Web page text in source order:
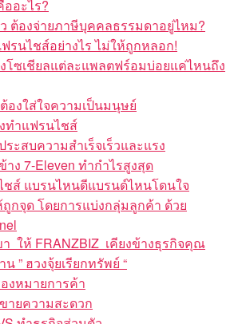
ออะไร?
ต้องจ่ายภาษีบุคคลธรรมดาอยู่ไหม?
รนไชส์อย่างไร ไม่ให้ถูกหลอก!
โซเชียลแต่ละแพลตฟร์อมบ่อยแค่ไหนถึง
องใส่ใจความเป็นมนุษย์
ทำแฟรนไชส์
ะสบความสำเร็จเร็วและแรง
าง 7-Eleven ทำกำไรสูงสุด
ชส์ แบรนไหนดีแบรนด์ไหนโดนใจ
กจุด โดยการแบ่งกลุ่มลูกค้า ด้วย
ให้ FRANZBIZ เคียงข้างธุรกิจคุณ
” ฮวงจุ้ยเรียกทรัพย์ “
งหมายการค้า
ายความสะดวก